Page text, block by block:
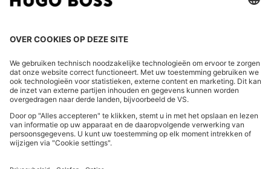
LAND WIJZIGEN:
Herroeping indienen FAQs Bedrijfsgegevens
Privacyverklaring Online StoreVerklaring over de toegankelijkheid
Privacyverklaring HUGO BOSS EXPERIENCE